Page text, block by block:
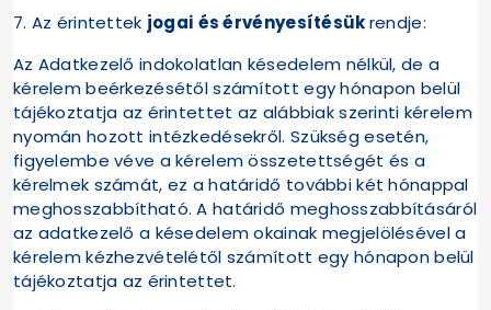
7. Az érintettek jogai és érvényesítésükrendje:
Az Adatkezelő indokolatlan késedelem nélkül, de a
kérelem beérkezésétől számított egy hónapon belül
tájékoztatja az érintettet az alábbiak szerinti kérelem
nyomán hozott intézkedésekről. Szükség esetén,
figyelembe véve a kérelem összetettségét és a
kérelmek számát, ez a határidő további két hónappal
meghosszabbítható. A határidő meghosszabbításáról
az adatkezelő a késedelem okainak megjelölésével a
kérelem kézhezvételétől számított egy hónapon belül
tájékoztatja az érintettet.